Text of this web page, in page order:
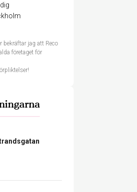
jag att Reco
företaget för